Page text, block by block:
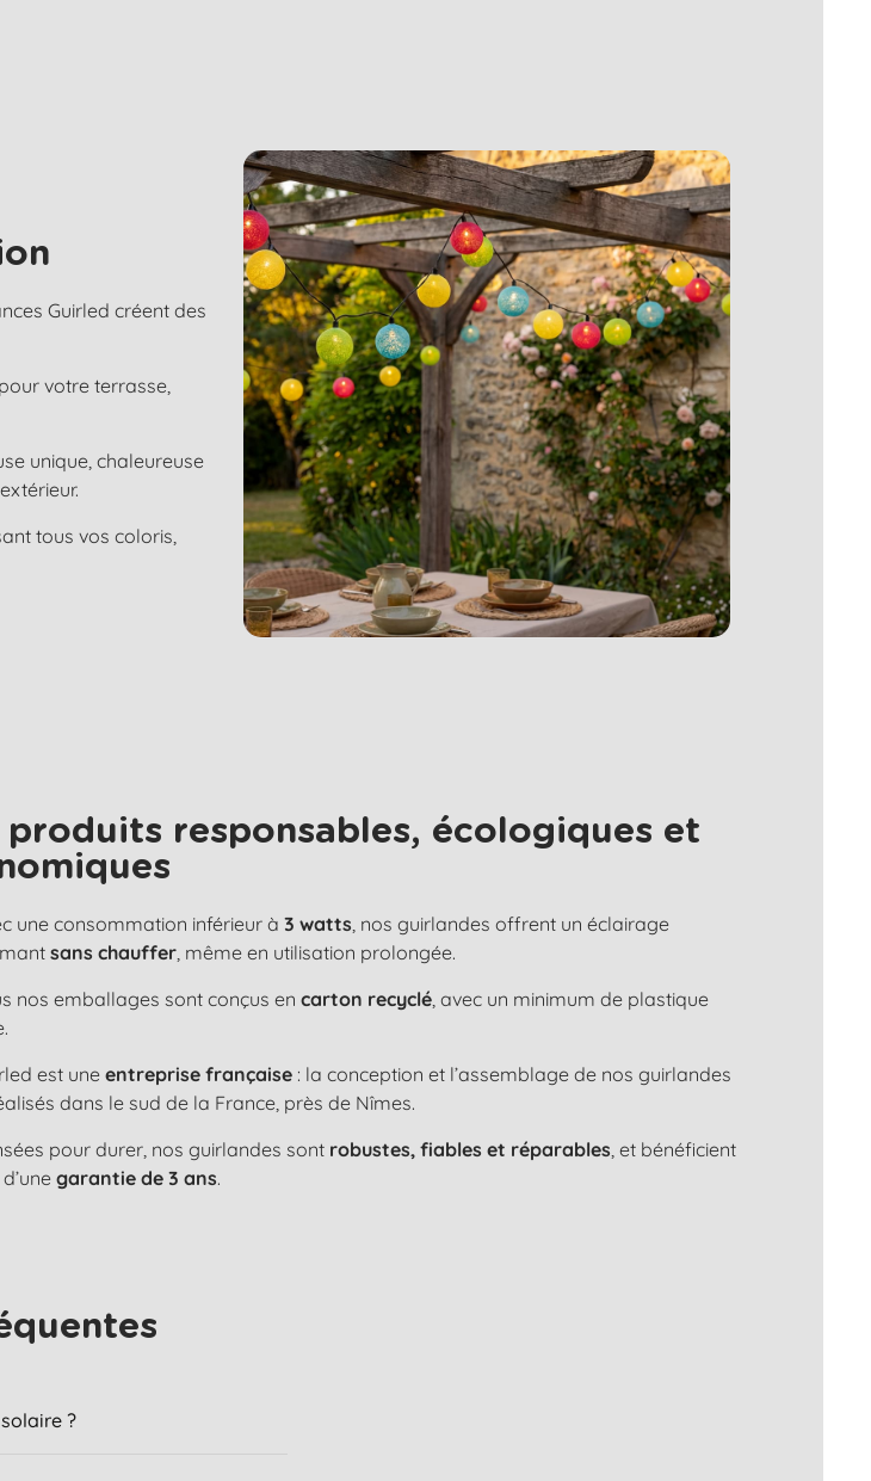
Guirled créent des
votre terrasse,
unique, chaleureuse
tous vos coloris,
produits responsables, écologiques et
une consommation inférieur à 3 watts, nos guirlandes offrent un éclairage
sans chauffer, même en utilisation prolongée.
nos emballages sont conçus en carton recyclé, avec un minimum de plastique
est uneentreprise française: la conception et l’assemblage de nos guirlandes
dans le sud de la France, près de Nîmes.
pour durer, nos guirlandes sont robustes, fiables et réparables, et bénéficient
garantie de 3 ans.
?